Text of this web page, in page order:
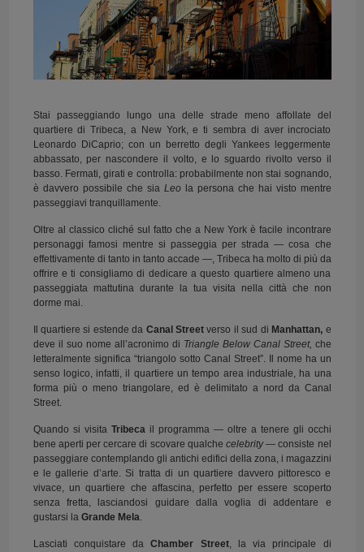
Stai passeggiando lungo una delle strade meno affollate del
quartiere di Tribeca, a New York, e ti sembra di aver incrociato
Leonardo DiCaprio; con un berretto degli Yankees leggermente
abbassato, per nascondere il volto, e lo sguardo rivolto verso il
basso. Fermati, girati e controlla: probabilmente non stai sognando,
è davvero possibile che sia Leola persona che hai visto mentre
passeggiavi tranquillamente.
Oltre al classico cliché sul fatto che a New York è facile incontrare
personaggi famosi mentre si passeggia per strada — cosa che
effettivamente di tanto in tanto accade —, Tribeca ha molto di più da
offrire e ti consigliamo di dedicare a questo quartiere almeno una
passeggiata mattutina durante la tua visita nella città che non
dorme mai.
Il quartiere si estende da Canal Street verso il sud di Manhattan, e
deve il suo nome all’acronimo di Triangle Below Canal Street, che
letteralmente significa “triangolo sotto Canal Street”. Il nome ha un
senso logico, infatti, il quartiere un tempo area industriale, ha una
forma più o meno triangolare, ed è delimitato a nord da Canal
Street.
Quando si visita Tribecail programma — oltre a tenere gli occhi
bene aperti per cercare di scovare qualche celebrity— consiste nel
passeggiare contemplando gli antichi edifici della zona, i magazzini
e le gallerie d’arte. Si tratta di un quartiere davvero pittoresco e
vivace, un quartiere che affascina, perfetto per essere scoperto
senza fretta, lasciandosi guidare dalla voglia di addentare e
gustarsi la Grande Mela.
Lasciati conquistare daChamber Street, la via principale di